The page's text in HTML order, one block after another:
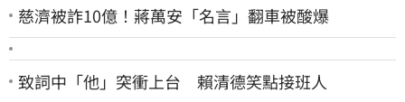
慈濟被詐10億！蔣萬安「名言」翻車被酸爆
致詞中「他」突衝上台 賴清德笑點接班人